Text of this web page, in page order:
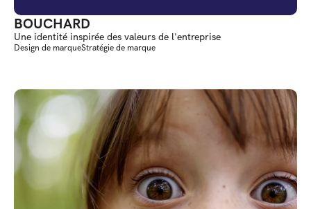
BOUCHARD
Une identité inspirée des valeurs de l'entreprise
Design de marqueStratégie de marque